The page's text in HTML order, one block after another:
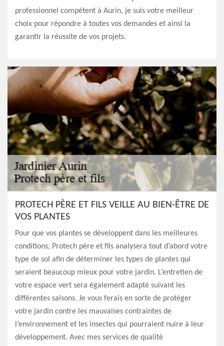
professionnel compétent à Aurin, je suis votre meilleur
choix pour répondre à toutes vos demandes et ainsi la
garantir la réussite de vos projets.
PROTECH PÈRE ET FILS VEILLE AU BIEN-ÊTRE DE
VOS PLANTES
Pour que vos plantes se développent dans les meilleures
conditions, Protech père et fils analysera tout d’abord votre
type de sol afin de déterminer les types de plantes qui
seraient beaucoup mieux pour votre jardin. L’entretien de
votre espace vert sera également adapté suivant les
différentes saisons. Je vous ferais en sorte de protéger
votre jardin contre les mauvaises contraintes de
l’environnement et les insectes qui pourraient nuire à leur
développement. Avec mes services de qualité